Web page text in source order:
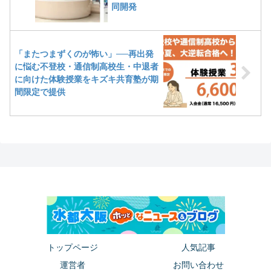
同開発
「またつまずくのが怖い」──再出発
に悩む不登校・通信制高校生・中退者
に向けた体験授業をキズキ共育塾が期
間限定で提供
トップページ
人気記事
運営者
お問い合わせ